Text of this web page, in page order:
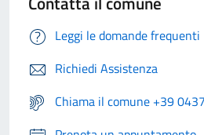
Leggi le domande frequenti
Richiedi Assistenza
Chiama il comune +39